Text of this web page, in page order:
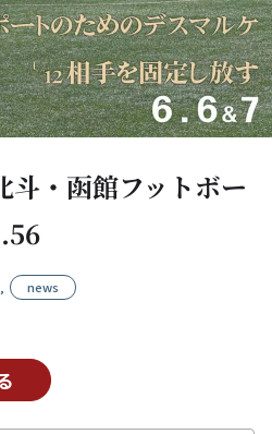
・函館フットボー
news